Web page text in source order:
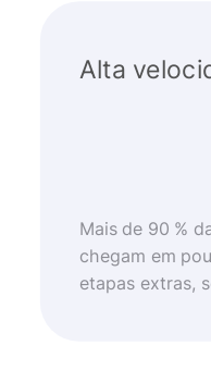
Alta
Mais de 90 %
chegam em
etapas extras,